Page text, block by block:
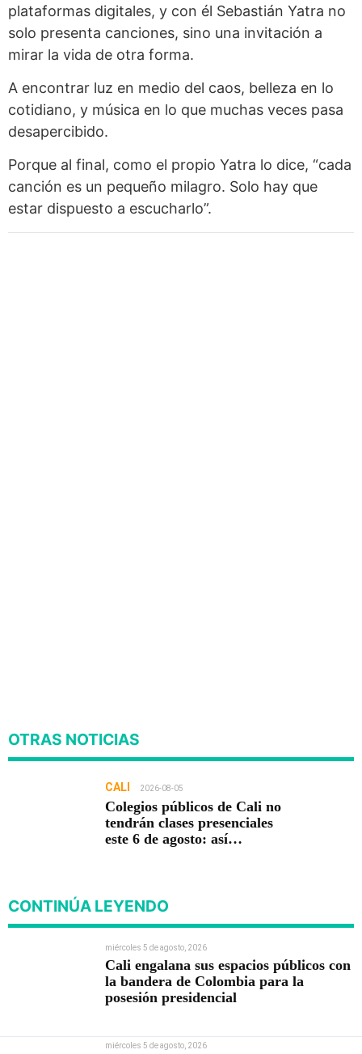
plataformas digitales, y con él Sebastián Yatra no
solo presenta canciones, sino una invitación a
mirar la vida de otra forma.
A encontrar luz en medio del caos, belleza en lo
cotidiano, y música en lo que muchas veces pasa
desapercibido.
Porque al final, como el propio Yatra lo dice, “cada
canción es un pequeño milagro. Solo hay que
estar dispuesto a escucharlo”.
OTRAS NOTICIAS
CALI 2026-08-05
Colegios públicos de Cali no
tendrán clases presenciales
este 6 de agosto: así
CONTINÚA LEYENDO
miércoles 5 de agosto, 2026
Cali engalana sus espacios públicos con
la bandera de Colombia para la
posesión presidencial
miércoles 5 de agosto, 2026